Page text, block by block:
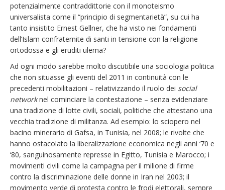
potenzialmente contraddittorie con il monoteismo
universalista come il “principio di segmentarietà”, su cui ha
tanto insistito Ernest Gellner, che ha visto nei fondamenti
dell’Islam confraternite di santi in tensione con la religione
ortodossa e gli eruditi ulema?
Ad ogni modo sarebbe molto discutibile una sociologia politica
che non situasse gli eventi del 2011 in continuità con le
precedenti mobilitazioni – relativizzando il ruolo dei social
networknel cominciare la contestazione – senza evidenziare
una tradizione di lotte civili, sociali, politiche che attestano una
vecchia tradizione di militanza. Ad esempio: lo sciopero nel
bacino minerario di Gafsa, in Tunisia, nel 2008; le rivolte che
hanno ostacolato la liberalizzazione economica negli anni ‘70 e
‘80, sanguinosamente represse in Egitto, Tunisia e Marocco; i
movimenti civili come la campagna per il milione di firme
contro la discriminazione delle donne in Iran nel 2003; il
movimento verde di protesta contro le frodi elettorali, sempre